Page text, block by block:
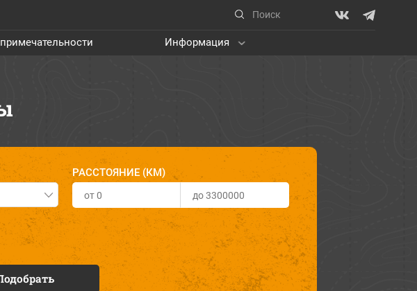
Информация
РАССТОЯНИЕ (КМ)
ЗАПОВЕДНАЯ ТЕРРИТОРИЯ
Зейский